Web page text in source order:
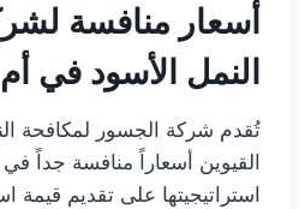
أسعار منافسة
النمل الأسود في
تُقدم شركة الجسور لمكافحة
القيوين أسعاراً منافسة جداً
استراتيجيتها على تقديم قيمة